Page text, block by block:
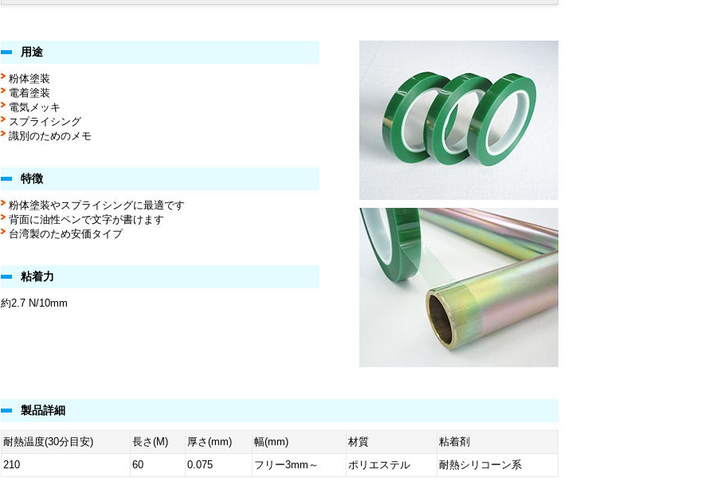
用途
粉体塗装
電着塗装
電気メッキ
スプライシング
識別のためのメモ
特徴
粉体塗装やスプライシングに最適です
背面に油性ペンで文字が書けます
台湾製のため安価タイプ
粘着力
約2.7 N/10mm
製品詳細
耐熱温度(30分目安) 長さ(M) 厚さ(mm) 幅(mm) 材質
粘着剤
210
60 0.075 フリー3mm～ ポリエステル 耐熱シリコーン系